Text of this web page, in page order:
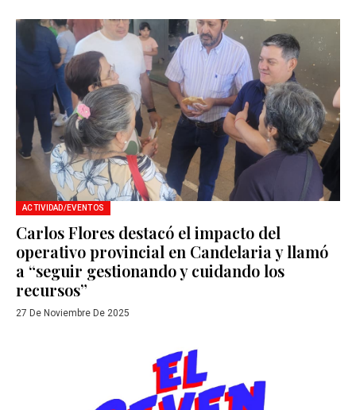
ACTIVIDAD/EVENTOS
Carlos Flores destacó el impacto del
operativo provincial en Candelaria y llamó
a “seguir gestionando y cuidando los
recursos”
27 De Noviembre De 2025